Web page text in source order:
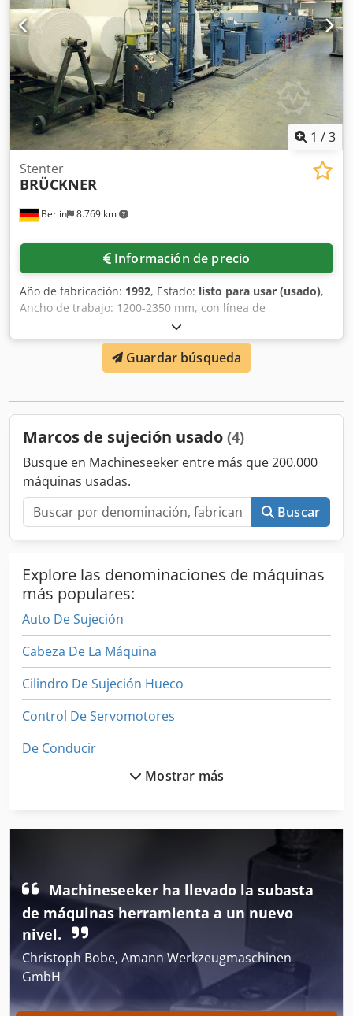
1 /3
Berlin 8.769 km
Stenter
BRÜCKNER
Información de precio
Año de fabricación: 1992, Estado: listo para usar (usado),
Ancho de trabajo: 1200-2350 mm, con línea de
recubrimiento JAKOB WEIß, seis quemadores de 1500 kWh,
revisada en 2007. Dcodpfx Ansgny Ugs Hsk
Guardar búsqueda
Marcos de sujeción usado (4)
Busque en Machineseeker entre más que 200.000
máquinas usadas.
Buscar
Explore las denominaciones de máquinas
más populares:
Auto De Sujeción
Cabeza De La Máquina
Cilindro De Sujeción Hueco
Control De Servomotores
De Conducir
Dispositivo De Sujeción
Mesa De Sujeción
Mesa De Sujeción Magnética
Mesa De Trabajo
Motor De Traccion
Mostrar más
Machineseeker ha llevado la subasta
de máquinas herramienta a un nuevo
nivel.
Christoph Bobe, Amann Werkzeugmaschinen
GmbH